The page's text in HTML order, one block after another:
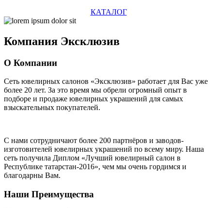
КАТАЛОГ
Компания Эксклюзив
О Компании
Сеть ювелирных салонов «Эксклюзив» работает для Вас уже
более 20 лет. За это время мы обрели огромный опыт в
подборе и продаже ювелирных украшений для самых
взыскательных покупателей.
С нами сотрудничают более 200 партнёров и заводов-
изготовителей ювелирных украшений по всему миру. Наша
сеть получила Диплом «Лучший ювелирный салон в
Республике татарстан-2016», чем мы очень гордимся и
благодарны Вам.
Наши Преимущества